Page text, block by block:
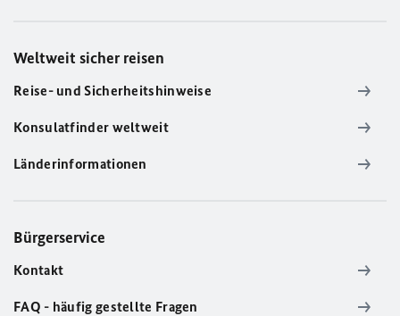
Weltweit sicher reisen
Reise- und Sicherheitshinweise
Konsulatfinder weltweit
Länderinformationen
Bürgerservice
Kontakt
FAQ - häufig gestellte Fragen